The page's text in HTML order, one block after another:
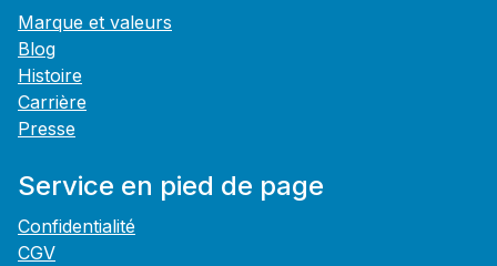
Marque et valeurs
Blog
Histoire
Carrière
Presse
Service en pied de page
Confidentialité
CGV